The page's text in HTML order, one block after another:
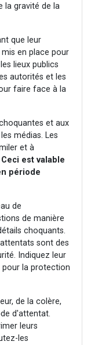
la gravité de la
que leur
en place pour
lieux publics
autorités et les
faire face à la
et aux
médias. Les
et à
Ceci est valable
période
de
de manière
choquants.
sont des
Indiquez leur
pour la protection
de la colère,
d'attentat.
leurs
les